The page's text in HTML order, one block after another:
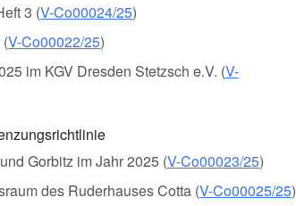
3 (V-Co00024/25)
V-Co00022/25)
im KGV Dresden Stetzsch e.V. (V-
Gorbitz im Jahr 2025 (V-Co00023/25)
des Ruderhauses Cotta (V-Co00025/25)